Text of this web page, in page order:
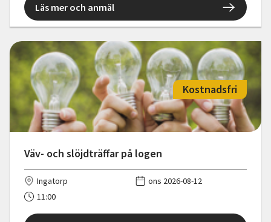
Läs mer och anmäl
Väv- och slöjdträffar på logen
Kostnadsfri
Ingatorp
ons 2026-08-12
11:00